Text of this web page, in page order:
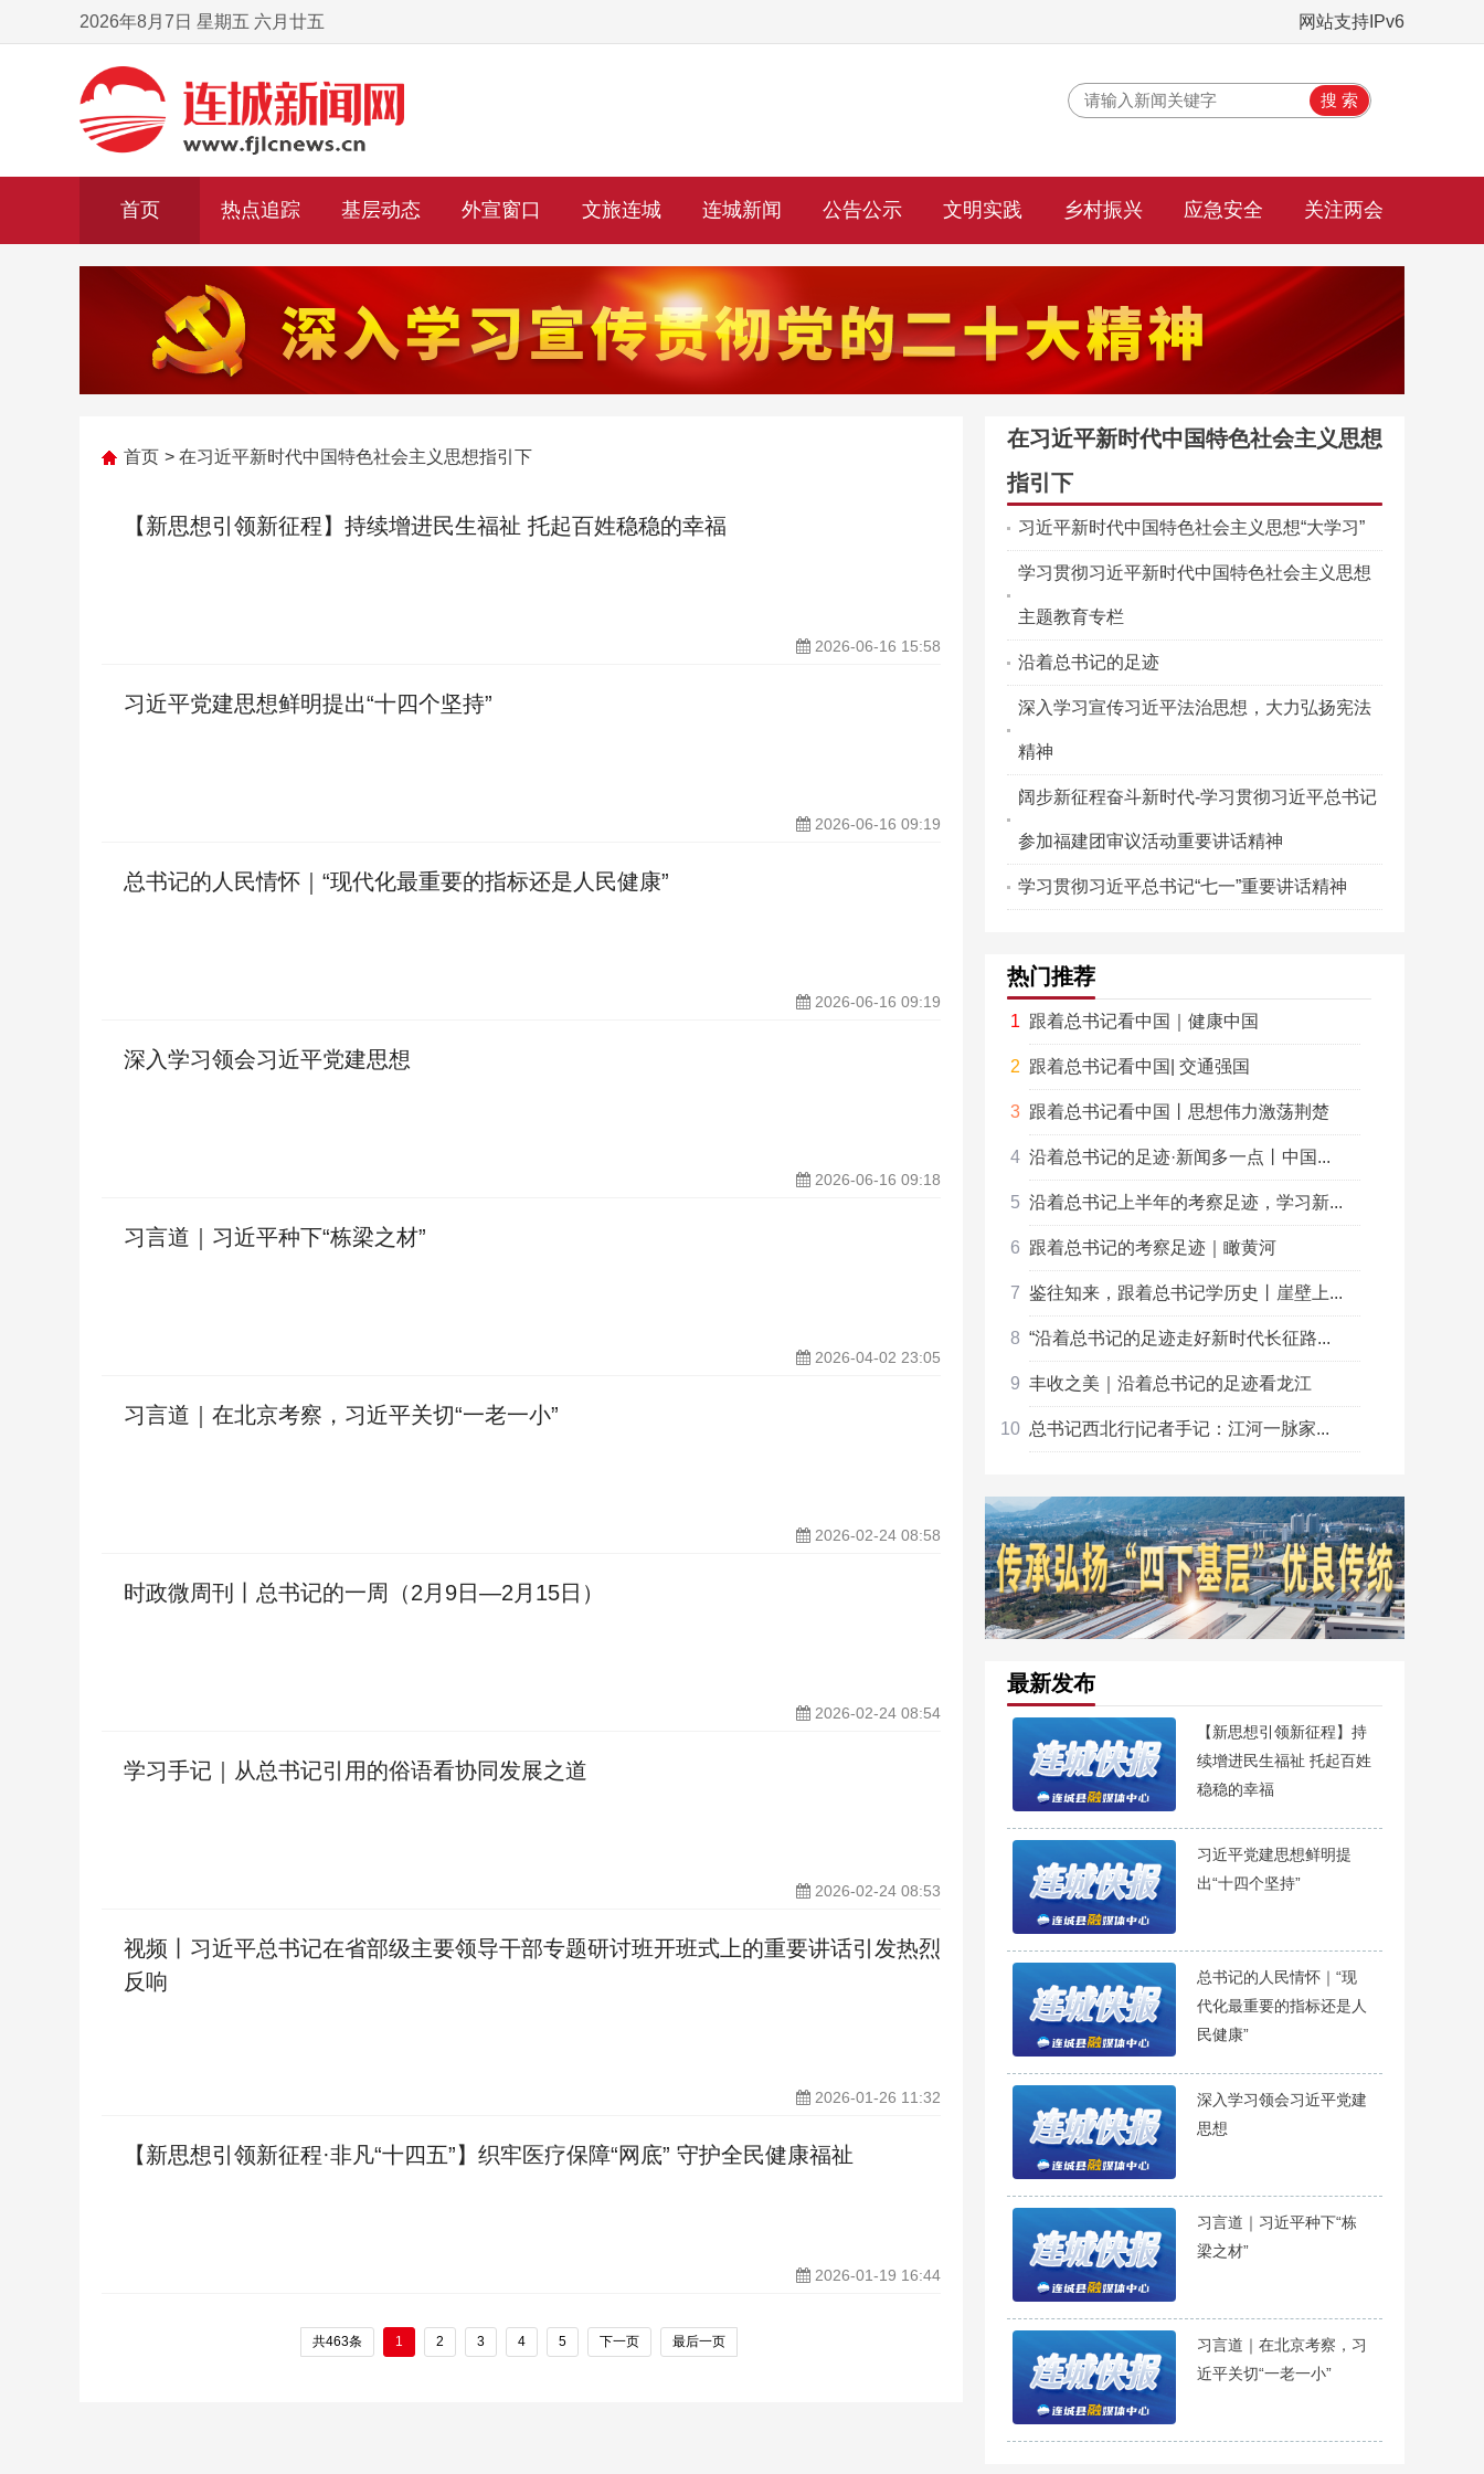
网站支持IPv6
2026年8月7日 星期五 六月廿五
首页 热点追踪 基层动态 外宣窗口 文旅连城 连城新闻 公告公示 文明实践 乡村振兴 应急安全 关注两会
首页 > 在习近平新时代中国特色社会主义思想指引下
【新思想引领新征程】持续增进民生福祉 托起百姓稳稳的幸福
2026-06-16 15:58
习近平党建思想鲜明提出“十四个坚持”
2026-06-16 09:19
总书记的人民情怀｜“现代化最重要的指标还是人民健康”
2026-06-16 09:19
深入学习领会习近平党建思想
2026-06-16 09:18
习言道｜习近平种下“栋梁之材”
2026-04-02 23:05
习言道｜在北京考察，习近平关切“一老一小”
2026-02-24 08:58
时政微周刊丨总书记的一周（2月9日—2月15日）
2026-02-24 08:54
学习手记｜从总书记引用的俗语看协同发展之道
2026-02-24 08:53
视频丨习近平总书记在省部级主要领导干部专题研讨班开班式上的重要讲话引发热烈
反响
2026-01-26 11:32
【新思想引领新征程·非凡“十四五”】织牢医疗保障“网底” 守护全民健康福祉
2026-01-19 16:44
共463条 1 2 3 4 5 下一页 最后一页
在习近平新时代中国特色社会主义思想
指引下
习近平新时代中国特色社会主义思想“大学习”
学习贯彻习近平新时代中国特色社会主义思想
主题教育专栏
沿着总书记的足迹
深入学习宣传习近平法治思想，大力弘扬宪法
精神
阔步新征程奋斗新时代-学习贯彻习近平总书记
参加福建团审议活动重要讲话精神
学习贯彻习近平总书记“七一”重要讲话精神
热门推荐
跟着总书记看中国｜健康中国
跟着总书记看中国| 交通强国
跟着总书记看中国丨思想伟力激荡荆楚
沿着总书记的足迹·新闻多一点丨中国...
沿着总书记上半年的考察足迹，学习新...
跟着总书记的考察足迹｜瞰黄河
鉴往知来，跟着总书记学历史丨崖壁上...
“沿着总书记的足迹走好新时代长征路...
丰收之美｜沿着总书记的足迹看龙江
总书记西北行|记者手记：江河一脉家...
最新发布
【新思想引领新征程】持
续增进民生福祉 托起百姓
稳稳的幸福
习近平党建思想鲜明提
出“十四个坚持”
总书记的人民情怀｜“现
代化最重要的指标还是人
民健康”
深入学习领会习近平党建
思想
习言道｜习近平种下“栋
梁之材”
习言道｜在北京考察，习
近平关切“一老一小”